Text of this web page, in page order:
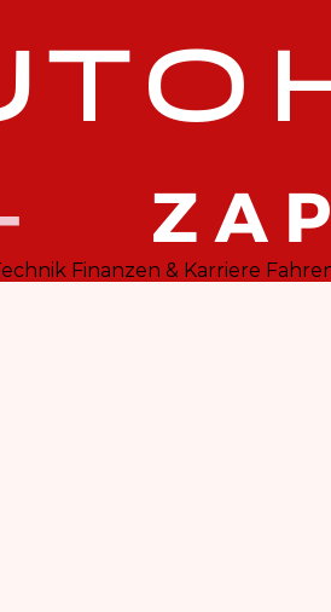
Finanzen & Karriere